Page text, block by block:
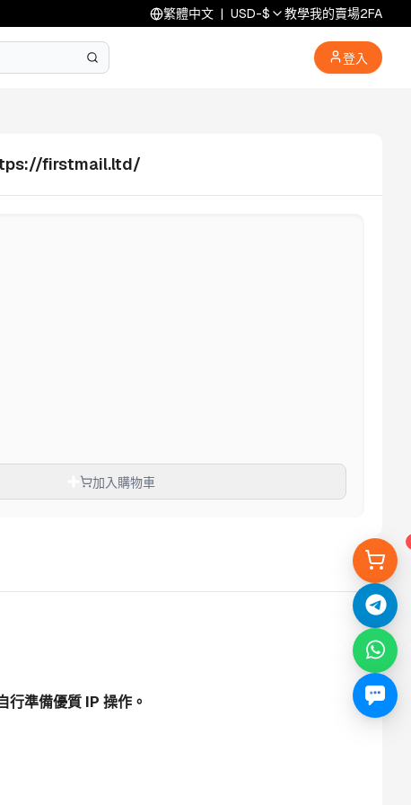
繁體中文 | USD-$ 教學我的賣場2FA
登入
firstmail.ltd/
加入購物車
準備優質 IP 操作。